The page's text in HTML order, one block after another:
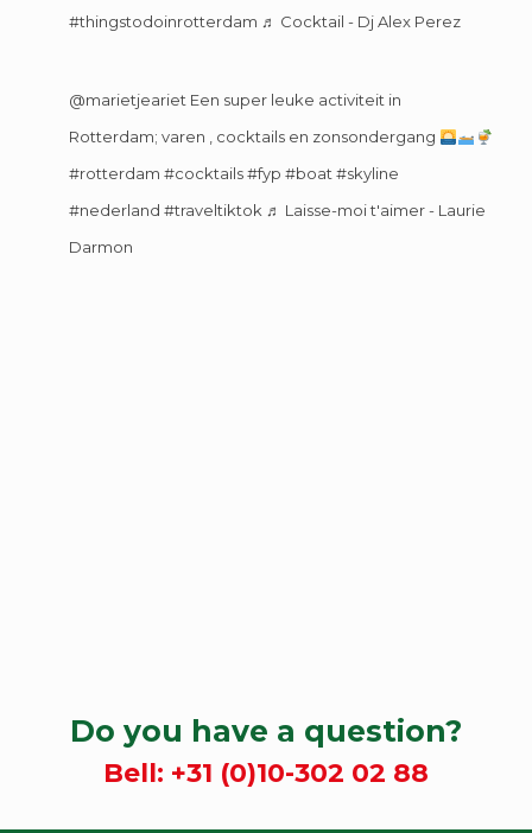
#thingstodoinrotterdam ♬ Cocktail - Dj Alex Perez
@marietjeariet Een super leuke activiteit in
Rotterdam; varen , cocktails en zonsondergang
#rotterdam #cocktails#fyp #boat#skyline
#nederland #traveltiktok ♬ Laisse-moi t'aimer - Laurie
Darmon
Do you have a question?
Bell: +31 (0)10-302 02 88